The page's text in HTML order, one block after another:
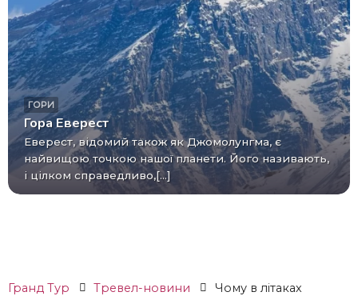
ГОРИ
Гора Еверест
Еверест, відомий також як Джомолунгма, є
найвищою точкою нашої планети. Його називають,
і цілком справедливо,[...]
Гранд Тур Тревел-новини
Чому в літаках